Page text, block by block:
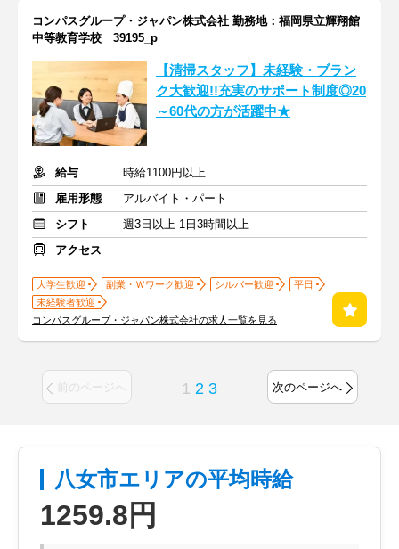
コンパスグループ・ジャパン株式会社 勤務地：福岡県立輝翔館
中等教育学校 39195_p
【清掃スタッフ】未経験・ブラン
ク大歓迎!!充実のサポート制度◎20
～60代の方が活躍中★
給与
時給1100円以上
雇用形態
アルバイト・パート
シフト
週3日以上 1日3時間以上
アクセス
大学生歓迎 副業・Ｗワーク歓迎 シルバー歓迎
平日
未経験者歓迎
コンパスグループ・ジャパン株式会社の求人一覧を見る
前のページへ 1 2 3 次のページへ
八女市エリアの平均時給
1259.8円